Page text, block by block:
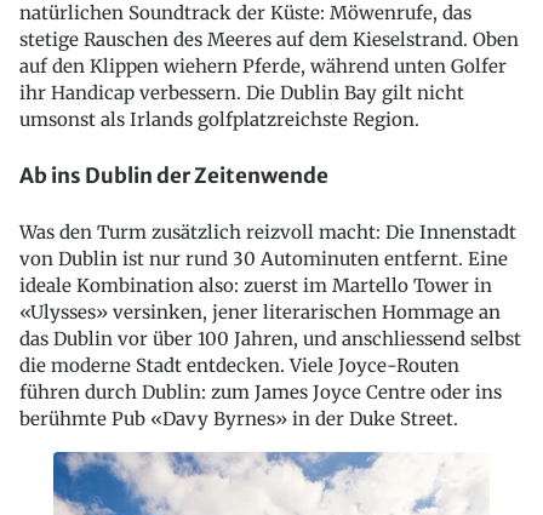
natürlichen Soundtrack der Küste: Möwenrufe, das
stetige Rauschen des Meeres auf dem Kieselstrand. Oben
auf den Klippen wiehern Pferde, während unten Golfer
ihr Handicap verbessern. Die Dublin Bay gilt nicht
umsonst als Irlands golfplatzreichste Region.
Ab ins Dublin der Zeitenwende
Was den Turm zusätzlich reizvoll macht: Die Innenstadt
von Dublin ist nur rund 30 Autominuten entfernt. Eine
ideale Kombination also: zuerst im Martello Tower in
«Ulysses» versinken, jener literarischen Hommage an
das Dublin vor über 100 Jahren, und anschliessend selbst
die moderne Stadt entdecken. Viele Joyce-Routen
führen durch Dublin: zum James Joyce Centre oder ins
berühmte Pub «Davy Byrnes» in der Duke Street.